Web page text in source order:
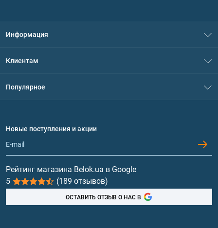
Информация
Политика конфиденциальности
Обмен и возврат
Клиентам
Популярное
Протеин
Гейнеры
Витамины и минералы
Рыбий жир, жирные кислоты
Новые поступления и акции
Рейтинг магазина Belok.ua в Google
5
(189 отзывов)
ОСТАВИТЬ ОТЗЫВ О НАС В